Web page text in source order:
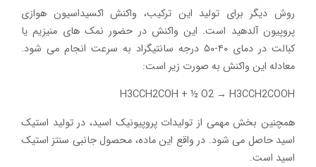
روش دیگر برای تولید این ترکیب، واکنش اکسیداسیون هوازی
پروپیون آلدهید است. این واکنش در حضور نمک های منیزیم یا
کبالت در دمای ۴۰-۵۰ درجه سانتیگراد به سرعت انجام می شود.
معادله این واکنش به صورت زیر است:
H3CCH2COH + ½ O2 → H3CCH2COOH
همچنین بخش مهمی از تولیدات پروپیونیک اسید، در تولید استیک
اسید حاصل می شود. در واقع این ماده، محصول جانبی سنتز استیک
اسید است.